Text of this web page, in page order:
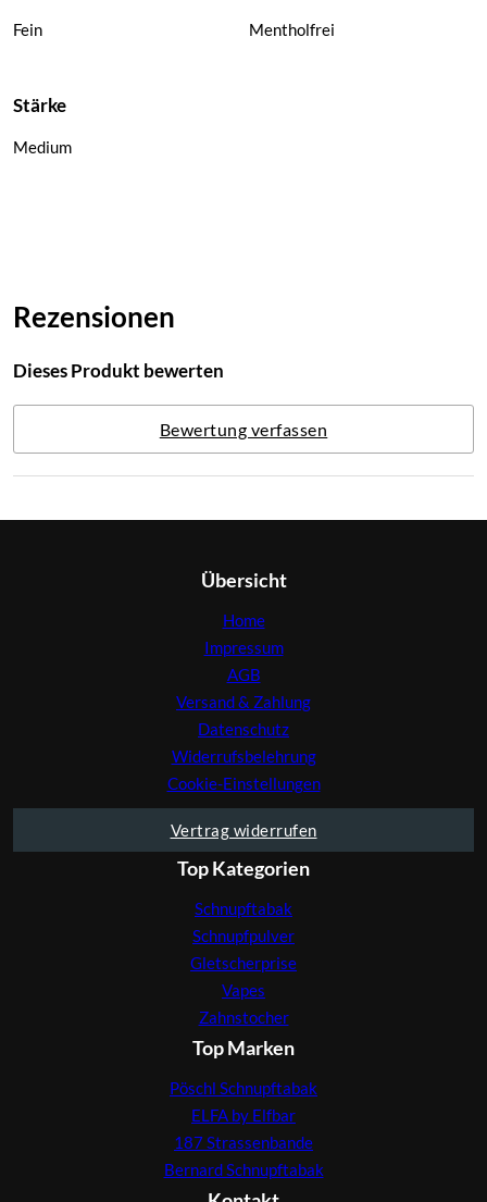
Fein Mentholfrei
Stärke
Medium
Rezensionen
Dieses Produkt bewerten
Bewertung verfassen
Übersicht
Home
Impressum
AGB
Versand & Zahlung
Datenschutz
Widerrufsbelehrung
Cookie-Einstellungen
Vertrag widerrufen
Top Kategorien
Schnupftabak
Schnupfpulver
Gletscherprise
Vapes
Zahnstocher
Top Marken
Pöschl Schnupftabak
ELFA by Elfbar
187 Strassenbande
Bernard Schnupftabak